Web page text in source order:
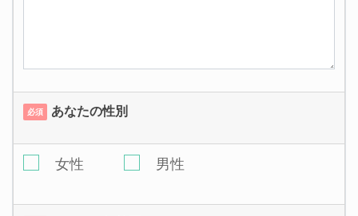
必須 あなたの性別
女性 男性